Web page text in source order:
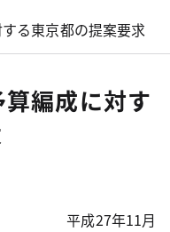
る東京都の提案要求
編成に対す
平成27年11月